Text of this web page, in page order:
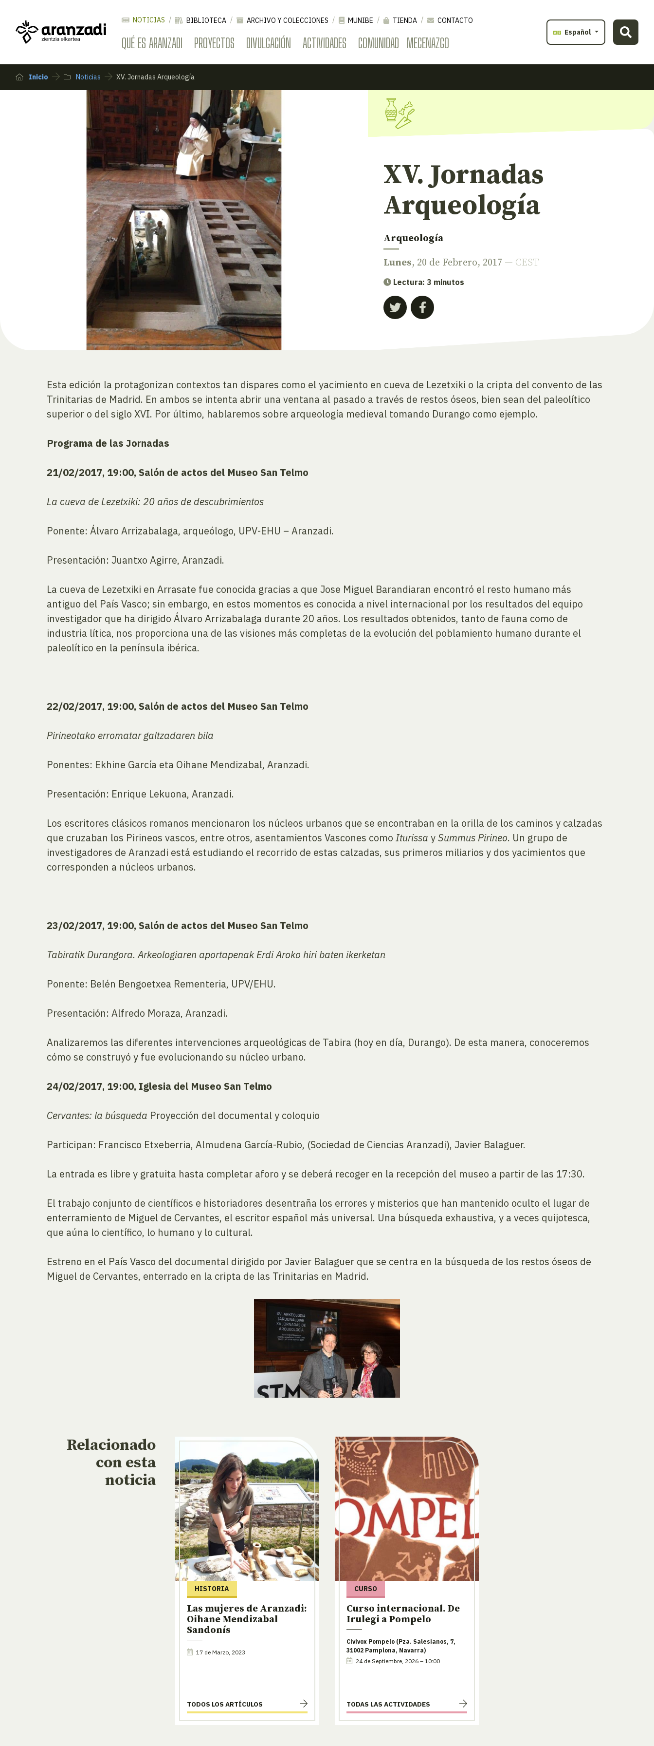
QUÉ ES ARANZADI PROYECTOS DIVULGACIÓN ACTIVIDADES COMUNIDAD MECENAZGO
NOTICIAS BIBLIOTECA ARCHIVO Y COLECCIONES MUNIBE TIENDA
CONTACTO
Español
Inicio Noticias XV. Jornadas Arqueología
XV. Jornadas
Arqueología
Arqueología
Lunes, 20 de Febrero, 2017 — CEST
Lectura: 3 minutos
Esta edición la protagonizan contextos tan dispares como el yacimiento en cueva de Lezetxiki o la cripta del convento de las
Trinitarias de Madrid. En ambos se intenta abrir una ventana al pasado a través de restos óseos, bien sean del paleolítico
superior o del siglo XVI. Por último, hablaremos sobre arqueología medieval tomando Durango como ejemplo.
Programa de las Jornadas
21/02/2017, 19:00, Salón de actos del Museo San Telmo
La cueva de Lezetxiki: 20 años de descubrimientos
Ponente: Álvaro Arrizabalaga, arqueólogo, UPV-EHU – Aranzadi.
Presentación: Juantxo Agirre, Aranzadi.
La cueva de Lezetxiki en Arrasate fue conocida gracias a que Jose Miguel Barandiaran encontró el resto humano más
antiguo del País Vasco; sin embargo, en estos momentos es conocida a nivel internacional por los resultados del equipo
investigador que ha dirigido Álvaro Arrizabalaga durante 20 años. Los resultados obtenidos, tanto de fauna como de
industria lítica, nos proporciona una de las visiones más completas de la evolución del poblamiento humano durante el
paleolítico en la península ibérica.
22/02/2017, 19:00, Salón de actos del Museo San Telmo
Pirineotako erromatar galtzadaren bila
Ponentes: Ekhine García eta Oihane Mendizabal, Aranzadi.
Presentación: Enrique Lekuona, Aranzadi.
Los escritores clásicos romanos mencionaron los núcleos urbanos que se encontraban en la orilla de los caminos y calzadas
que cruzaban los Pirineos vascos, entre otros, asentamientos Vascones como Iturissa ySummus Pirineo. Un grupo de
investigadores de Aranzadi está estudiando el recorrido de estas calzadas, sus primeros miliarios y dos yacimientos que
corresponden a núcleos urbanos.
23/02/2017, 19:00, Salón de actos del Museo San Telmo
Tabiratik Durangora. Arkeologiaren aportapenak Erdi Aroko hiri baten ikerketan
Ponente: Belén Bengoetxea Rementeria, UPV/EHU.
Presentación: Alfredo Moraza, Aranzadi.
Analizaremos las diferentes intervenciones arqueológicas de Tabira (hoy en día, Durango). De esta manera, conoceremos
cómo se construyó y fue evolucionando su núcleo urbano.
24/02/2017, 19:00, Iglesia del Museo San Telmo
Cervantes: la búsqueda Proyección del documental y coloquio
Participan: Francisco Etxeberria, Almudena García-Rubio, (Sociedad de Ciencias Aranzadi), Javier Balaguer.
La entrada es libre y gratuita hasta completar aforo y se deberá recoger en la recepción del museo a partir de las 17:30.
El trabajo conjunto de científicos e historiadores desentraña los errores y misterios que han mantenido oculto el lugar de
enterramiento de Miguel de Cervantes, el escritor español más universal. Una búsqueda exhaustiva, y a veces quijotesca,
que aúna lo científico, lo humano y lo cultural.
Estreno en el País Vasco del documental dirigido por Javier Balaguer que se centra en la búsqueda de los restos óseos de
Miguel de Cervantes, enterrado en la cripta de las Trinitarias en Madrid.
Relacionado
con esta
noticia
HISTORIA
Las mujeres de Aranzadi:
Oihane Mendizabal
Sandonís
17 de Marzo, 2023
TODOS LOS ARTÍCULOS
CURSO
Curso internacional. De
Irulegi a Pompelo
Civivox Pompelo (Pza. Salesianos, 7,
31002 Pamplona, Navarra)
24 de Septiembre, 2026 – 10:00
TODAS LAS ACTIVIDADES